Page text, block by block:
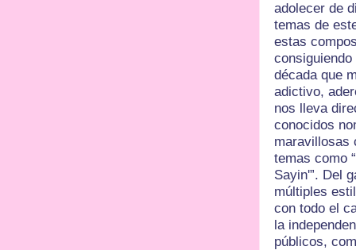
adolecer de
temas de
estas
década que
adictivo,
nos lleva
conocidos
maravillosas
temas como
Sayin'”. Del
múltiples
con todo el
la
públicos,